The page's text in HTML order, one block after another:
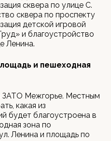
сквера по улице С.
сквера по проспекту
детской игровой
и благоустройство
Ленина.
и пешеходная
ЗАТО Межгорье. Местным
какая из
будет благоустроена в
зона по
Ленина и площадь по